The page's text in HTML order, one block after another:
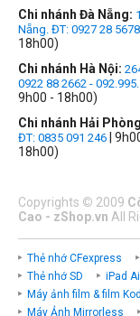
Chi nhánh Đà Nẵng:
Nẵng. ĐT: 0927 28 5678
18h00)
Chi nhánh Hà Nội:
0922 88 2662 -
9h00 - 18h00)
Chi nhánh Hải
ĐT: 0835 091 246 |
18h00)
Copyrights © 2009
Cao - zShop.vn All
Thẻ nhớ CFexpress
Thẻ nhớ SD
iPad
Máy ảnh film & film
Máy Ảnh Mirrorless